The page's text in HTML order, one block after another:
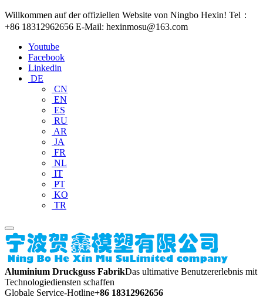
Willkommen auf der offiziellen Website von Ningbo Hexin! Tel：
+86 18312962656 E-Mail: hexinmosu@163.com
Youtube
Facebook
Linkedin
DE
CN
EN
ES
RU
AR
JA
FR
NL
IT
PT
KO
TR
Aluminium Druckguss FabrikDas ultimative Benutzererlebnis mit
Technologiediensten schaffen
Globale Service-Hotline+86 18312962656